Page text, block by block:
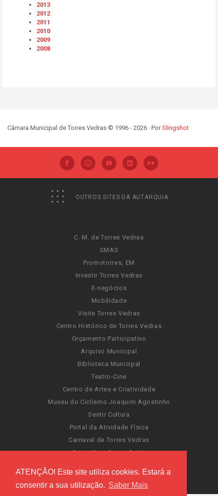
ATENÇÃO! Este site utiliza cookies. Estará a
consentir a sua utilização. Saber Mais
2013
2012
2011
2010
2009
2008
Câmara Municipal de Torres Vedras © 1996 - 2026 · PorSlingshot
OUTROS SITES DA AUTARQUIA
C. M. de Torres Vedras
SMAS
Promotorres, EM
Investir Torres Vedras
E-negócios
Mobilidade
Visite Torres Vedras
Centro Histórico de Torres Vedras
Orçamento Participativo
Arquivo Municipal
Biblioteca Municipal
Teatro-Cine
Centro de Artes e Criatividade
Museu do Ciclismo Joaquim Agostinho
Sentir Cultura
Portal da Atividade Física
Carnaval de Torres Vedras
Santa Cruz Ocean Spirit